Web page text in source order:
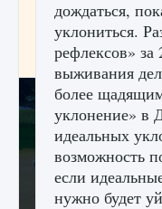
Все новые
9 августа 2024
дождаться,
уклониться.
рефлексов» за
выживания
более
уклонение» в
идеальных
возможность
если
нужно будет